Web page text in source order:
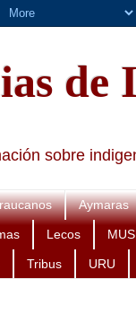
de
sobre
Aymaras
Lecos
Tribus URU